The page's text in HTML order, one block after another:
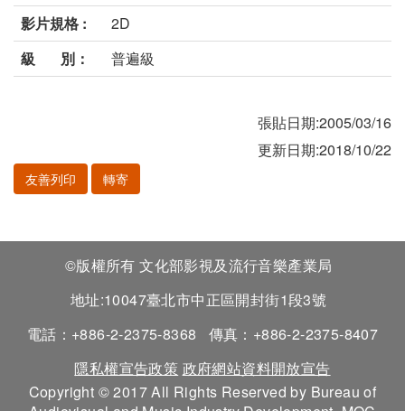
影片規格 :
2D
級 別：
普遍級
張貼日期:2005/03/16
更新日期:2018/10/22
友善列印 轉寄
©版權所有 文化部影視及流行音樂產業局
地址:10047臺北市中正區開封街1段3號
電話：+886-2-2375-8368
傳真：+886-2-2375-8407
隱私權宣告政策 政府網站資料開放宣告
Copyright © 2017 All Rights Reserved by Bureau of